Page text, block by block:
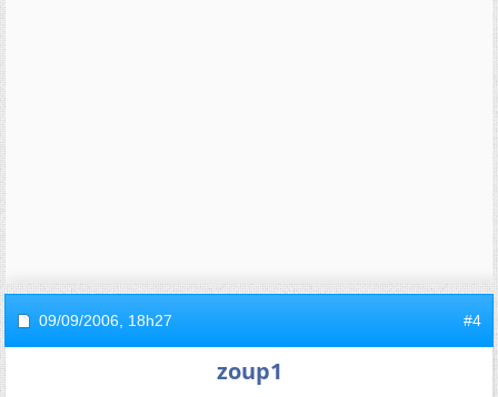
09/09/2006, 18h27 #4
zoup1